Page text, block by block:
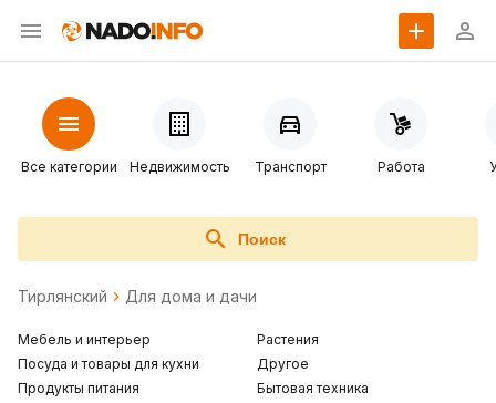
Все категории Недвижимость Транспорт Работа
Поиск
Тирлянский Для дома и дачи
Мебель и интерьер
Посуда и товары для кухни
Продукты питания
Растения
Другое
Бытовая техника